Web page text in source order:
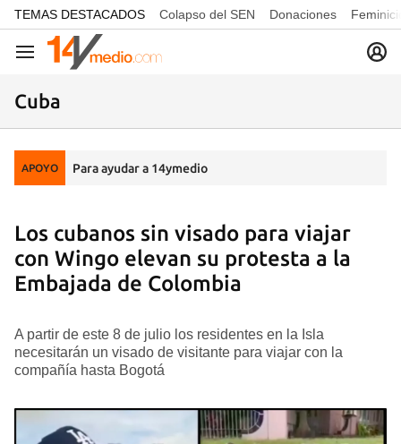
common.go-to-content
TEMAS DESTACADOS Colapso del SEN Donaciones
Navegación
Cuba
APOYO Para ayudar a 14ymedio
Los cubanos sin visado para viajar
con Wingo elevan su protesta a la
Embajada de Colombia
A partir de este 8 de julio los residentes en la Isla
necesitarán un visado de visitante para viajar con la
compañía hasta Bogotá